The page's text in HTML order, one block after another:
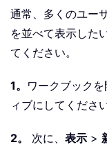
通常、多くのユー
を並べて表示した
てください。
1。 ワークブック
ィブにしてください
2。 次に、 表示 >